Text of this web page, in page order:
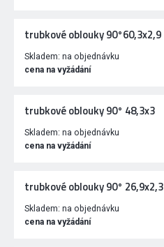
trubkové oblouky 90°60,3x2,9
Skladem: na objednávku
cena na vyžádání
trubkové oblouky 90° 48,3x3
Skladem: na objednávku
cena na vyžádání
trubkové oblouky 90° 26,9x2,3
Skladem: na objednávku
cena na vyžádání